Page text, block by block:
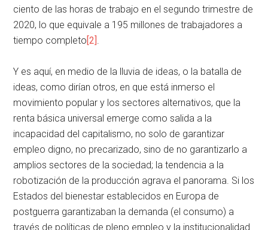
ciento de las horas de trabajo en el segundo trimestre de
2020, lo que equivale a 195 millones de trabajadores a
tiempo completo[2].
Y es aquí, en medio de la lluvia de ideas, o la batalla de
ideas, como dirían otros, en que está inmerso el
movimiento popular y los sectores alternativos, que la
renta básica universal emerge como salida a la
incapacidad del capitalismo, no solo de garantizar
empleo digno, no precarizado, sino de no garantizarlo a
amplios sectores de la sociedad; la tendencia a la
robotización de la producción agrava el panorama. Si los
Estados del bienestar establecidos en Europa de
postguerra garantizaban la demanda (el consumo) a
través de políticas de pleno empleo y la institucionalidad